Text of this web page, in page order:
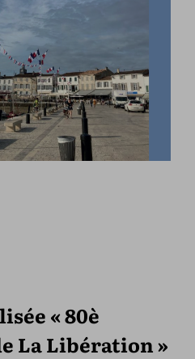
« 80è
La Libération »